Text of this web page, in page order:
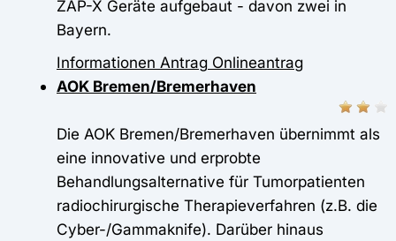
ZAP-X Geräte aufgebaut - davon zwei in
Bayern.
Informationen Antrag Onlineantrag
AOK Bremen/Bremerhaven
Die AOK Bremen/Bremerhaven übernimmt als
eine innovative und erprobte
Behandlungsalternative für Tumorpatienten
radiochirurgische Therapieverfahren (z.B. die
Cyber-/Gammaknife). Darüber hinaus